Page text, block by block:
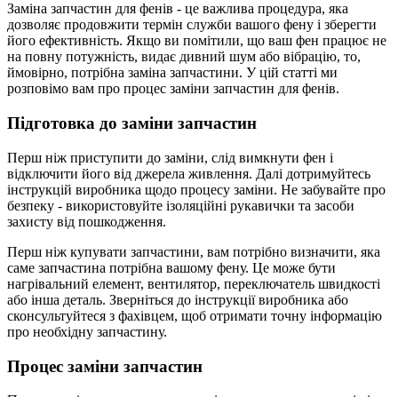
Заміна запчастин для фенів - це важлива процедура, яка
дозволяє продовжити термін служби вашого фену і зберегти
його ефективність. Якщо ви помітили, що ваш фен працює не
на повну потужність, видає дивний шум або вібрацію, то,
ймовірно, потрібна заміна запчастини. У цій статті ми
розповімо вам про процес заміни запчастин для фенів.
Підготовка до заміни запчастин
Перш ніж приступити до заміни, слід вимкнути фен і
відключити його від джерела живлення. Далі дотримуйтесь
інструкцій виробника щодо процесу заміни. Не забувайте про
безпеку - використовуйте ізоляційні рукавички та засоби
захисту від пошкодження.
Перш ніж купувати запчастини, вам потрібно визначити, яка
саме запчастина потрібна вашому фену. Це може бути
нагрівальний елемент, вентилятор, переключатель швидкості
або інша деталь. Зверніться до інструкції виробника або
сконсультуйтеся з фахівцем, щоб отримати точну інформацію
про необхідну запчастину.
Процес заміни запчастин